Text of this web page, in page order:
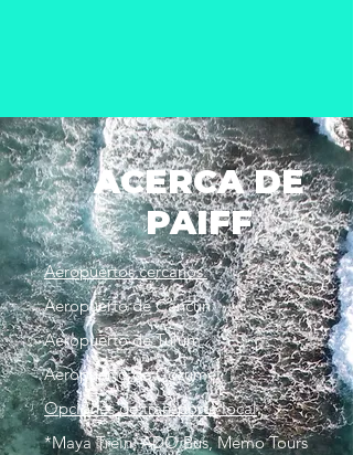
ACERCA DE
PAIFF
Aeropuertos cercanos:
Aeropuerto de Cancún
Aeropuerto de Tulum
Aeropuerto de Cozumel
Opciones de transporte local
*Maya Trein, ADO Bus, Memo Tours